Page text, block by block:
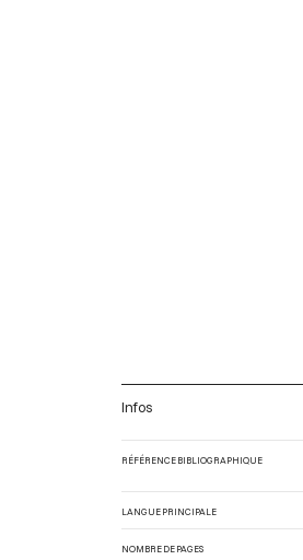
Infos
RÉFÉRENCE BIBLIOGRAPHIQUE
LANGUE PRINCIPALE
NOMBRE DE PAGES